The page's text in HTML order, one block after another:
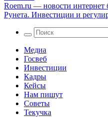
Roem.ru — новости интернет
Рунета. Инвестиции и
Медиа
Госвеб
Инвестиции
Кадры
Кейсы
Нам пишут
Советы
Текучка